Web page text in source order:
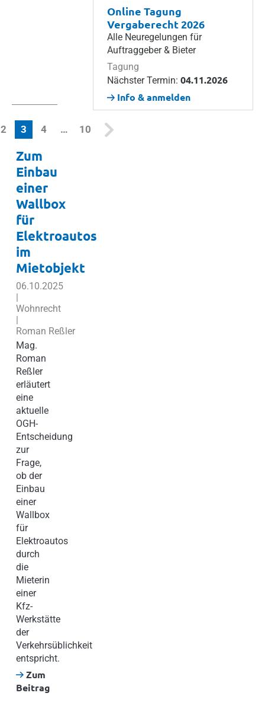
Mietpreisbremse
Sie
im
Überblick.
Zum
Thema
2 3 (current)
4 … 10
Zum
Einbau
einer
Wallbox
für
Elektroautos
im
Mietobjekt
06.10.2025
|
Wohnrecht
|
Roman Reßler
Mag.
Roman
Reßler
erläutert
eine
aktuelle
OGH-
Entscheidung
zur
Frage,
ob der
Einbau
einer
Wallbox
für
Elektroautos
durch
die
Mieterin
einer
Kfz-
Werkstätte
der
Verkehrsüblichkeit
entspricht.
Zum
Beitrag
Online Tagung
Vergaberecht 2026
Alle Neuregelungen für
Auftraggeber & Bieter
Tagung
Nächster Termin: 04.11.2026
Info & anmelden